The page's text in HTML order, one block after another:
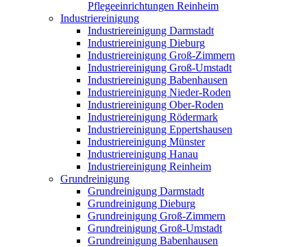
Pflegeeinrichtungen Reinheim
Industriereinigung
Industriereinigung Darmstadt
Industriereinigung Dieburg
Industriereinigung Groß-Zimmern
Industriereinigung Groß-Umstadt
Industriereinigung Babenhausen
Industriereinigung Nieder-Roden
Industriereinigung Ober-Roden
Industriereinigung Rödermark
Industriereinigung Eppertshausen
Industriereinigung Münster
Industriereinigung Hanau
Industriereinigung Reinheim
Grundreinigung
Grundreinigung Darmstadt
Grundreinigung Dieburg
Grundreinigung Groß-Zimmern
Grundreinigung Groß-Umstadt
Grundreinigung Babenhausen